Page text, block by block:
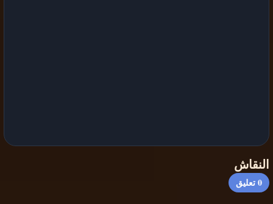
النقاش
0تعليق